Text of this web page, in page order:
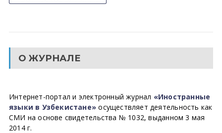
О ЖУРНАЛЕ
Интернет-портал и электронный журнал «Иностранные
языки в Узбекистане» осуществляет деятельность как
СМИ на основе свидетельства № 1032, выданном 3 мая
2014 г.